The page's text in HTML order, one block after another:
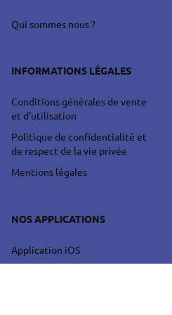
Qui sommes nous ?
INFORMATIONS LÉGALES
Conditions générales de vente
et d'utilisation
Politique de confidentialité et
de respect de la vie privée
Mentions légales
NOS APPLICATIONS
Application iOS